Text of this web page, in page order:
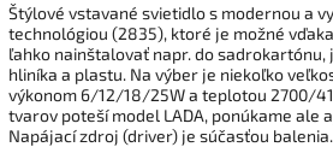
Štýlové vstavané svietidlo s modernou a
technológiou (2835), ktoré je možné
ľahko nainštalovať napr. do sadrokartónu,
hliníka a plastu. Na výber je niekoľko
výkonom 6/12/18/25W a teplotou 2700/
tvarov poteší model LADA, ponúkame ale
Napájací zdroj (driver) je súčasťou balenia.